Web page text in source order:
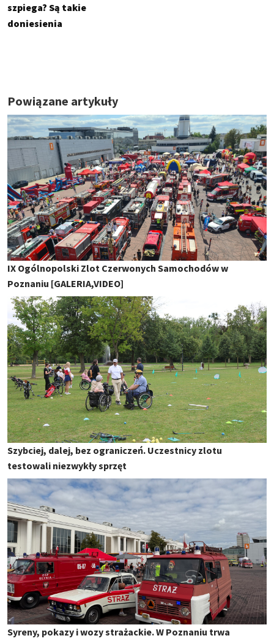
szpiega? Są takie
doniesienia
Powiązane artykuły
IX Ogólnopolski Zlot Czerwonych Samochodów w
Poznaniu [GALERIA,VIDEO]
Szybciej, dalej, bez ograniczeń. Uczestnicy zlotu
testowali niezwykły sprzęt
Syreny, pokazy i wozy strażackie. W Poznaniu trwa